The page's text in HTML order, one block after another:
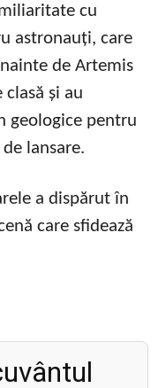
cu
astronauți, care
de Artemis
și au
geologice pentru
lansare.
a dispărut în
care sfidează